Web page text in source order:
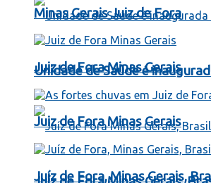
Unidade de Saúde é
Minas Gerais Juiz de Fora
Juiz de Fora Minas Gerais
Juiz de Fora Minas Gerais
Juíz de Fora, Minas Gerais,